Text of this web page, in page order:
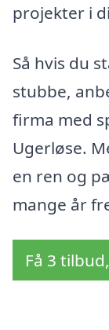
projekter i
Så hvis du
stubbe,
firma med
Ugerløse.
en ren og
mange år
Få 3